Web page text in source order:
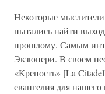
Некоторые
пытались найти
прошлому. Самым
Экзюпери. В своем
«Крепость» [La
евангелия для